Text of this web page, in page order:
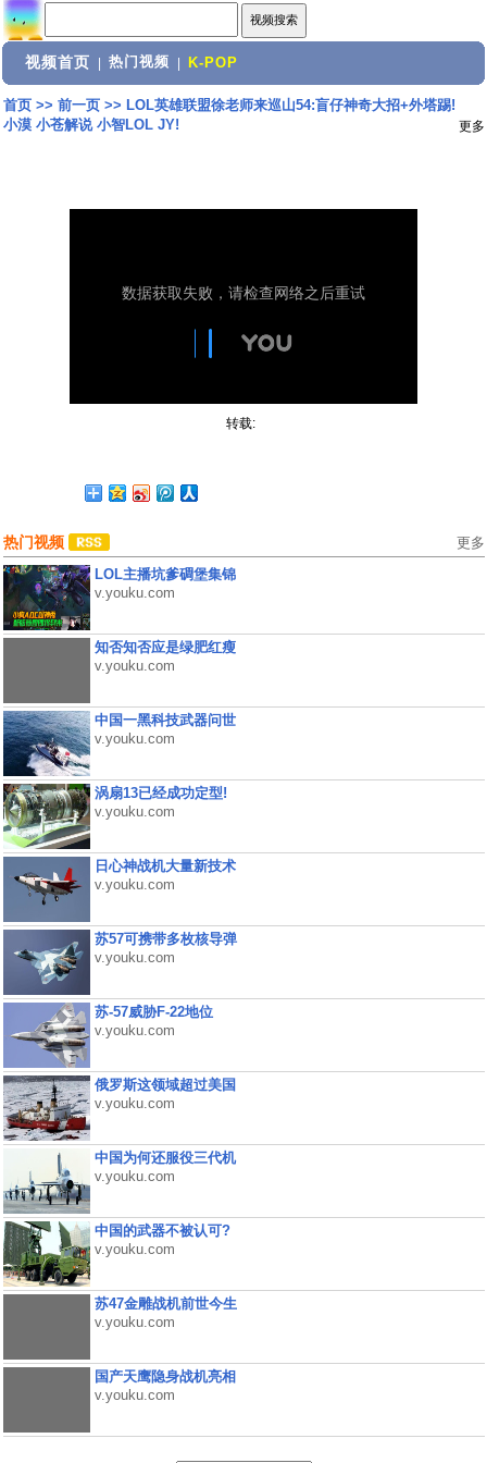
视频首页 热门视频 K-POP
首页>> 前一页>> LOL英雄联盟徐老师来巡山54:盲仔神奇大招+外塔踢!
小漠 小苍解说 小智LOL JY!
更多
转载:
热门视频 更多
LOL主播坑爹碉堡集锦
v.youku.com
知否知否应是绿肥红瘦
v.youku.com
中国一黑科技武器问世
v.youku.com
涡扇13已经成功定型!
v.youku.com
日心神战机大量新技术
v.youku.com
苏57可携带多枚核导弹
v.youku.com
苏-57威胁F-22地位
v.youku.com
俄罗斯这领域超过美国
v.youku.com
中国为何还服役三代机
v.youku.com
中国的武器不被认可?
v.youku.com
苏47金雕战机前世今生
v.youku.com
国产天鹰隐身战机亮相
v.youku.com